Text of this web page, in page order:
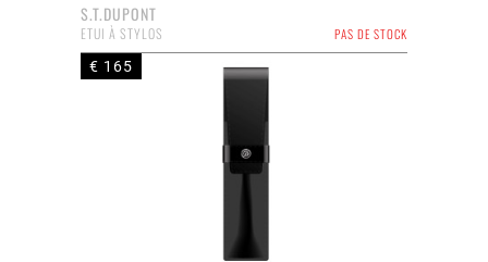
S.T.DUPONT
PAS DE STOCK
ETUI À STYLOS
€ 165